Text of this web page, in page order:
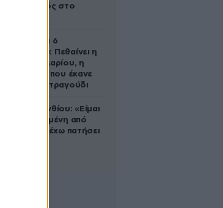
ο εγκλεισμός στο
Σαν σήμερα 6
Αυγούστου: Πεθαίνει η
Ρίτα Σακελλαρίου, η
λαϊκή ντίβα που έκανε
τη ζωή της τραγούδι
Μαρία Κορινθίου: «Είμαι
πιο ευτυχισμένη από
ποτέ – Ναι, έχω πατήσει